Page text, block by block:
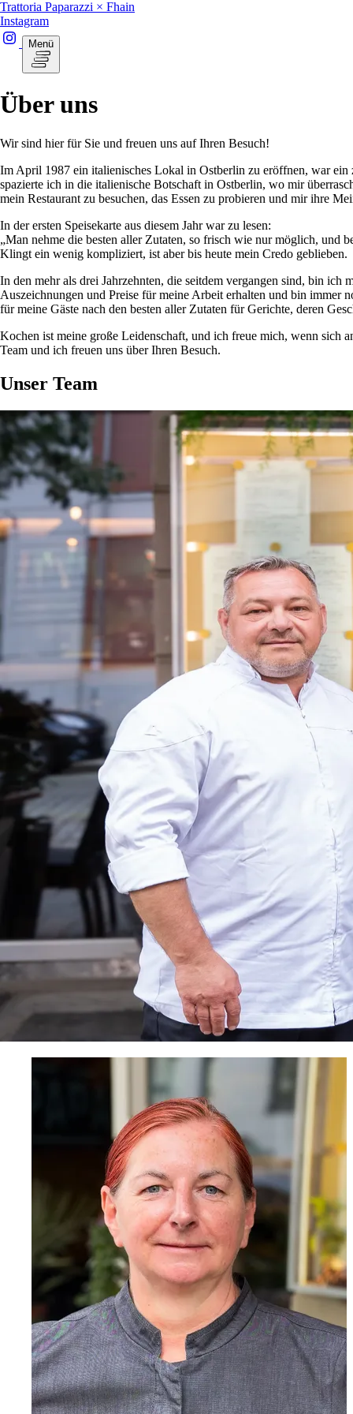
Trattoria Paparazzi × Fhain
Instagram
Menü
Über uns
Wir sind hier für Sie und freuen uns auf Ihren Besuch!
Im April 1987 ein italienisches Lokal in Ostberlin zu eröffnen, war
spazierte ich in die italienische Botschaft in Ostberlin, wo mir
mein Restaurant zu besuchen, das Essen zu probieren und mir ihre
In der ersten Speisekarte aus diesem Jahr war zu lesen:
„Man nehme die besten aller Zutaten, so frisch wie nur möglich, und
Klingt ein wenig kompliziert, ist aber bis heute mein Credo geblieben.
In den mehr als drei Jahrzehnten, die seitdem vergangen sind, bin
Auszeichnungen und Preise für meine Arbeit erhalten und bin immer
für meine Gäste nach den besten aller Zutaten für Gerichte, deren
Kochen ist meine große Leidenschaft, und ich freue mich, wenn sich
Team und ich freuen uns über Ihren Besuch.
Unser Team